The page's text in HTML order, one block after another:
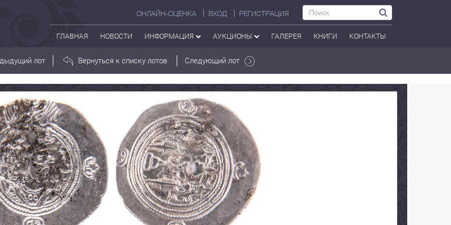
ОНЛАЙН-ОЦЕНКА ВХОД РЕГИСТРАЦИЯ
ГЛАВНАЯ НОВОСТИ ИНФОРМАЦИЯ АУКЦИОНЫ ГАЛЕРЕЯ КНИГИ КОНТАКТЫ
лот Вернуться к списку лотов Следующий лот